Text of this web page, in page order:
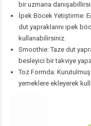
bir uzmana
İpek Böcek Yetiştirme:
dut yapraklarını ipek
kullanabilirsiniz.
Smoothie: Taze dut
besleyici bir takviye
Toz Formda:
yemeklere ekleyerek